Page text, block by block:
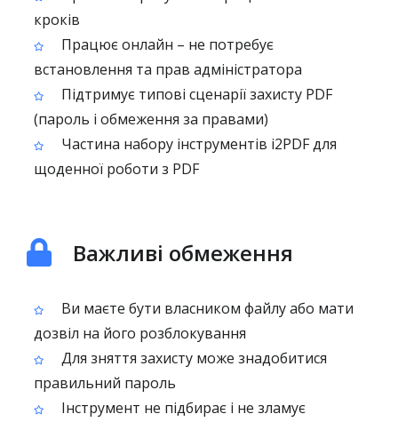
кроків
Працює онлайн – не потребує
встановлення та прав адміністратора
Підтримує типові сценарії захисту PDF
(пароль і обмеження за правами)
Частина набору інструментів i2PDF для
щоденної роботи з PDF
Важливі обмеження
Ви маєте бути власником файлу або мати
дозвіл на його розблокування
Для зняття захисту може знадобитися
правильний пароль
Інструмент не підбирає і не зламує